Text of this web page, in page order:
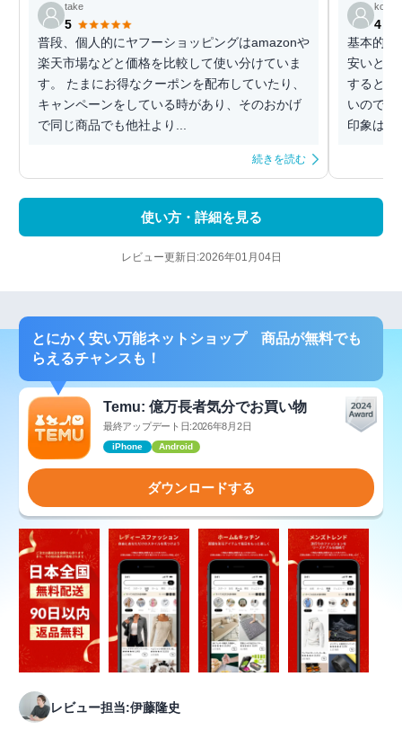
take
5
普段、個人的にヤフーショッピングはamazonや
楽天市場などと価格を比較して使い分けていま
す。 たまにお得なクーポンを配布していたり、
キャンペーンをしている時があり、そのおかげ
で同じ商品でも他社より...
続きを読む
koji
4
基本的に
安いとこ
すると
いので利
印象はあ
使い方・詳細を見る
レビュー更新日:2026年01月04日
とにかく安い万能ネットショップ 商品が無料でも
らえるチャンスも！
Temu: 億万長者気分でお買い物
最終アップデート日:2026年8月2日
iPhone Android
ダウンロードする
レビュー担当:伊藤隆史